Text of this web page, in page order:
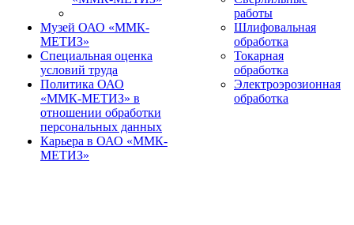
Музей ОАО «ММК-
МЕТИЗ»
Специальная оценка
условий труда
Политика ОАО
«ММК-МЕТИЗ» в
отношении обработки
персональных данных
Карьера в ОАО «ММК-
МЕТИЗ»
работы
Шлифовальная
обработка
Токарная
обработка
Электроэрозионная
обработка